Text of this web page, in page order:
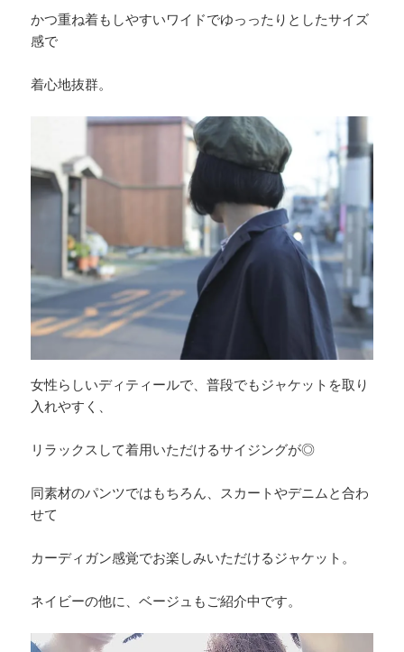
かつ重ね着もしやすいワイドでゆっったりとしたサイズ
感で
着心地抜群。
女性らしいディティールで、普段でもジャケットを取り
入れやすく、
リラックスして着用いただけるサイジングが◎
同素材のパンツではもちろん、スカートやデニムと合わ
せて
カーディガン感覚でお楽しみいただけるジャケット。
ネイビーの他に、ベージュもご紹介中です。